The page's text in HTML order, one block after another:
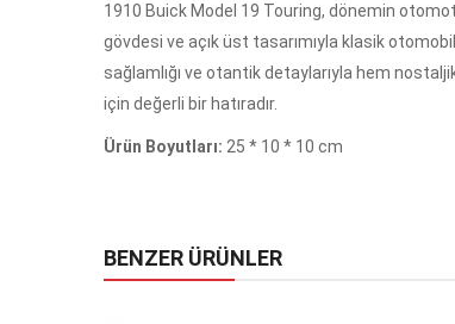
1910 Buick Model 19 Touring, dönemin
gövdesi ve açık üst tasarımıyla klasik
sağlamlığı ve otantik detaylarıyla hem
için değerli bir hatıradır.
Ürün Boyutları: 25 * 10 * 10 cm
BENZER ÜRÜNLER